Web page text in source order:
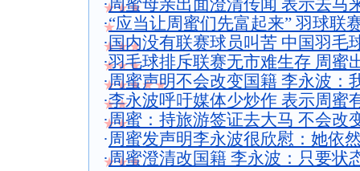
★★★
·周蜜母亲出面澄清传闻 表示去马
★
·“应当让周蜜们先富起来” 羽球联
★★★
·国内没有联赛球员叫苦 中国羽毛
★★★
·羽毛球排斥联赛无市难生存 周蜜
★★★★★
·周蜜声明不会改变国籍 李永波：
★★
·李永波呼吁媒体少炒作 表示周蜜
★★
·周蜜：持旅游签证去大马 不会改
·周蜜发声明李永波很欣慰：她依
★★★
·周蜜澄清改国籍 李永波：只要状